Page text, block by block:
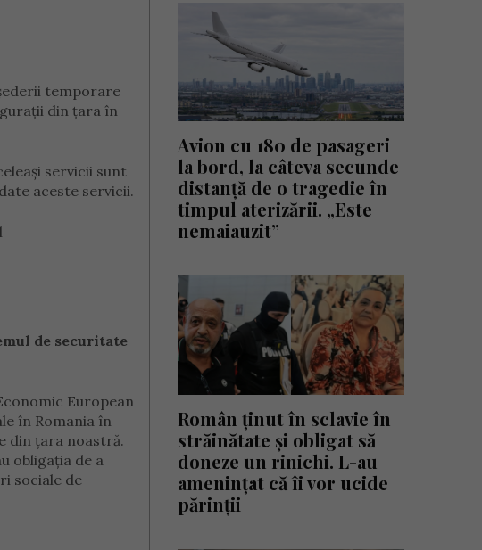
temporare
din ţara în
servicii sunt
aceste servicii.
de securitate
European
în Romania în
din ţara noastră.
obligaţia de a
sociale de
Avion cu 180 de pasageri
la bord, la câteva secunde
distanță de o tragedie în
timpul aterizării. „Este
nemaiauzit”
Român ținut în sclavie în
străinătate și obligat să
doneze un rinichi. L-au
amenințat că îi vor ucide
părinții